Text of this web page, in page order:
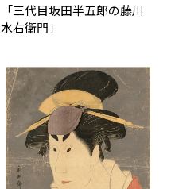
「三代目坂田半五郎の藤川
水右衛門」